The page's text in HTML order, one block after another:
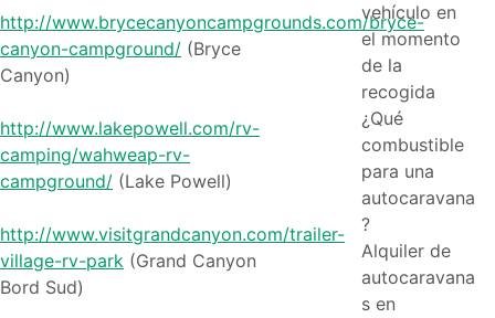
http://www.brycecanyoncampgrounds.com/bryce-
canyon-campground/ (Bryce
Canyon)
http://www.lakepowell.com/rv-
camping/wahweap-rv-
campground/ (Lake Powell)
http://www.visitgrandcanyon.com/trailer-
village-rv-park (Grand Canyon
Bord Sud)
vehículo en
el momento
de la
recogida
¿Qué
combustible
para una
autocaravana
?
Alquiler de
autocaravana
s en